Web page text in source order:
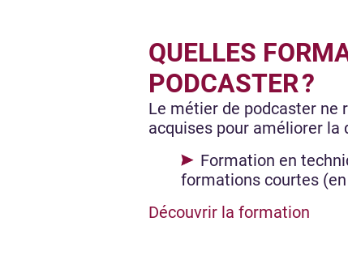
QUELLES
PODCASTER ?
Le métier de podcaster ne
acquises pour améliorer la
Formation en
formations courtes
Découvrir la formation